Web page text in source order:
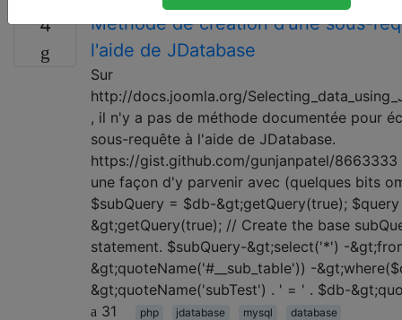
4
Méthode de création d'une sous-
l'aide de JDatabase
Sur
http://docs.joomla.org/
, il n'y a pas de méthode documentée pour
sous-requête à l'aide de JDatabase.
https://gist.github.com/gunjanpatel/8663333
une façon d'y parvenir avec (quelques bits
$subQuery = $db-&gt;getQuery(true);
&gt;getQuery(true); // Create the base
statement. $subQuery-&gt;select('*') -
&gt;quoteName('#__sub_table')) -
&gt;quoteName('subTest') . ' = ' . $db-
31
php jdatabase mysql database